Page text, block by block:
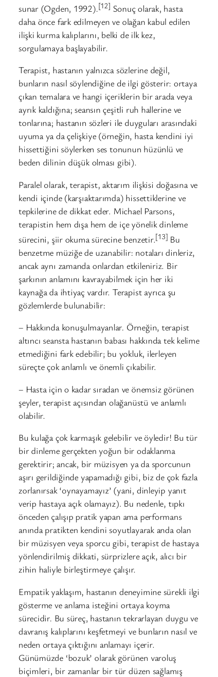
sunar (Ogden, 1992).[12] Sonuç olarak, hasta
daha önce fark edilmeyen ve olağan kabul edilen
ilişki kurma kalıplarını, belki de ilk kez,
sorgulamaya başlayabilir.
Terapist, hastanın yalnızca sözlerine değil,
bunların nasıl söylendiğine de ilgi gösterir: ortaya
çıkan temalara ve hangi içeriklerin bir arada veya
ayrık kaldığına; seansın çeşitli ruh hallerine ve
tonlarına; hastanın sözleri ile duyguları arasındaki
uyuma ya da çelişkiye (örneğin, hasta kendini iyi
hissettiğini söylerken ses tonunun hüzünlü ve
beden dilinin düşük olması gibi).
Paralel olarak, terapist, aktarım ilişkisi doğasına ve
kendi içinde (karşıaktarımda) hissettiklerine ve
tepkilerine de dikkat eder. Michael Parsons,
terapistin hem dışa hem de içe yönelik dinleme
sürecini, şiir okuma sürecine benzetir.[13] Bu
benzetme müziğe de uzanabilir: notaları dinleriz,
ancak aynı zamanda onlardan etkileniriz. Bir
şarkının anlamını kavrayabilmek için her iki
kaynağa da ihtiyaç vardır. Terapist ayrıca şu
gözlemlerde bulunabilir:
– Hakkında konuşulmayanlar. Örneğin, terapist
altıncı seansta hastanın babası hakkında tek kelime
etmediğini fark edebilir; bu yokluk, ilerleyen
süreçte çok anlamlı ve önemli çıkabilir.
– Hasta için o kadar sıradan ve önemsiz görünen
şeyler, terapist açısından olağanüstü ve anlamlı
olabilir.
Bu kulağa çok karmaşık gelebilir ve öyledir! Bu tür
bir dinleme gerçekten yoğun bir odaklanma
gerektirir; ancak, bir müzisyen ya da sporcunun
aşırı gerildiğinde yapamadığı gibi, biz de çok fazla
zorlanırsak ‘oynayamayız’ (yani, dinleyip yanıt
verip hastaya açık olamayız). Bu nedenle, tıpkı
önceden çalışıp pratik yapan ama performans
anında pratikten kendini soyutlayarak anda olan
bir müzisyen veya sporcu gibi, terapist de hastaya
yönlendirilmiş dikkati, sürprizlere açık, alıcı bir
zihin haliyle birleştirmeye çalışır.
Empatik yaklaşım, hastanın deneyimine sürekli ilgi
gösterme ve anlama isteğini ortaya koyma
sürecidir. Bu süreç, hastanın tekrarlayan duygu ve
davranış kalıplarını keşfetmeyi ve bunların nasıl ve
neden ortaya çıktığını anlamayı içerir.
Günümüzde ‘bozuk’ olarak görünen varoluş
biçimleri, bir zamanlar bir tür düzen sağlamış